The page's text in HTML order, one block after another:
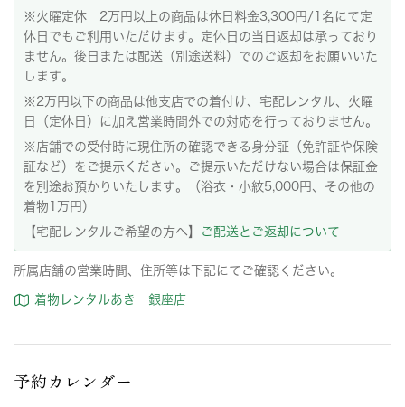
※火曜定休 2万円以上の商品は休日料金3,300円/1名にて定
休日でもご利用いただけます。定休日の当日返却は承っており
ません。後日または配送（別途送料）でのご返却をお願いいた
します。
※2万円以下の商品は他支店での着付け、宅配レンタル、火曜
日（定休日）に加え営業時間外での対応を行っておりません。
※店舗での受付時に現住所の確認できる身分証（免許証や保険
証など）をご提示ください。ご提示いただけない場合は保証金
を別途お預かりいたします。（浴衣・小紋5,000円、その他の
着物1万円）
【宅配レンタルご希望の方へ】
ご配送とご返却について
所属店舗の営業時間、住所等は下記にてご確認ください。
着物レンタルあき 銀座店
予約カレンダー